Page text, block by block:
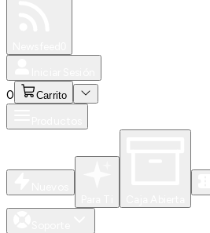
0 Carrito